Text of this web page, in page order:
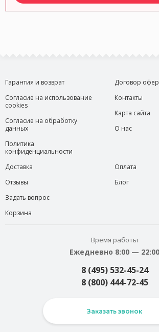
Гарантия и возврат
Согласие на использование
cookies
Согласие на обработку
данных
Политика
конфиденциальности
Договор
Контакты
Карта сайта
О нас
Доставка
Отзывы
Задать вопрос
Корзина
Оплата
Блог
Время работы
Ежедневно 8:00 — 22:00
8 (495) 532-45-24
8 (800) 444-72-45
Заказать звонок